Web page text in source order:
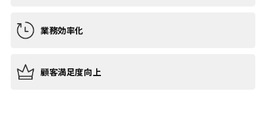
業務効率化
顧客満足度向上